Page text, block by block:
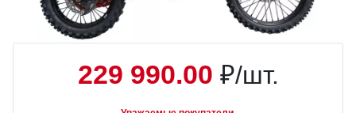
229 990.00 ₽/шт.